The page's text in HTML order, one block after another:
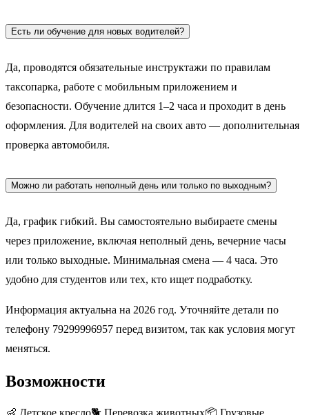
Есть ли обучение для новых водителей?
Да, проводятся обязательные инструктажи по правилам
таксопарка, работе с мобильным приложением и
безопасности. Обучение длится 1–2 часа и проходит в день
оформления. Для водителей на своих авто — дополнительная
проверка автомобиля.
Можно ли работать неполный день или только по выходным?
Да, график гибкий. Вы самостоятельно выбираете смены
через приложение, включая неполный день, вечерние часы
или только выходные. Минимальная смена — 4 часа. Это
удобно для студентов или тех, кто ищет подработку.
Информация актуальна на 2026 год. Уточняйте детали по
телефону 79299996957 перед визитом, так как условия могут
меняться.
Возможности
👶 Детское кресло🐕 Перевозка животных📦 Грузовые